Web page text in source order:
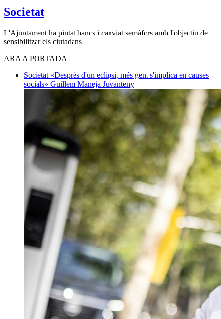
Societat
L'Ajuntament ha pintat bancs i canviat semàfors amb l'objectiu de
sensibilitzar els ciutadans
ARA A PORTADA
Societat «Després d'un eclipsi, més gent s'implica en causes
socials» Guillem Maneja Juvanteny